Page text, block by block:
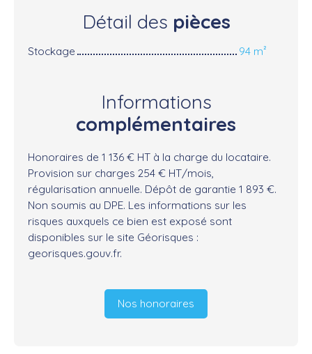
Détail des pièces
Stockage 94 m²
Informations
complémentaires
Honoraires de 1 136 € HT à la charge du locataire.
Provision sur charges 254 € HT/mois,
régularisation annuelle. Dépôt de garantie 1 893 €.
Non soumis au DPE. Les informations sur les
risques auxquels ce bien est exposé sont
disponibles sur le site Géorisques :
georisques.gouv.fr.
Nos honoraires